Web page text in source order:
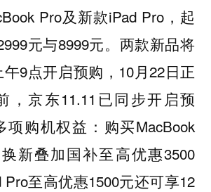
Pro及新款iPad Pro，起
元与8999元。两款新品将
9点开启预购，10月22日正
，京东11.11已同步开启预
项购机权益：购买MacBook
新叠加国补至高优惠3500
Pro至高优惠1500元还可享12